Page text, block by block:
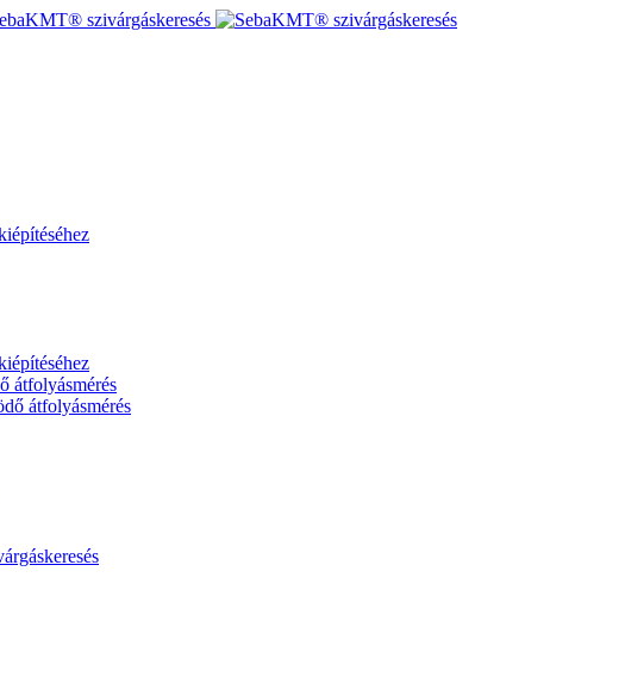
átfolyásmérés
átfolyásmérés
innovatív technológiákat fejlesztünk az ivóvízhálózatok számára.
minimalizálásában, valamint a kritikus infrastruktúrák